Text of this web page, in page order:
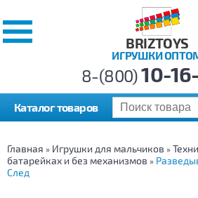
BRIZTOYS
ИГРУШКИ
8-(800)10-
Каталог товаров
Главная » Игрушки для мальчиков »
батарейках и без механизмов »
След